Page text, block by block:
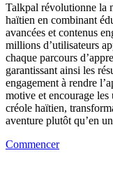
Talkpal révolutionne la
haïtien en combinant
avancées et contenus
millions d’utilisateurs
chaque parcours
garantissant ainsi les
engagement à rendre
motive et encourage les
créole haïtien,
aventure plutôt qu’en
Commencer